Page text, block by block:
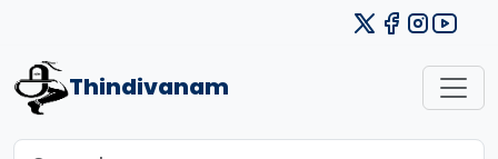
Thindivanam